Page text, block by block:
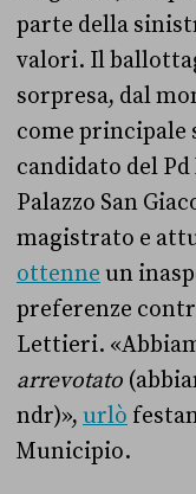
parte della
valori. Il
sorpresa, dal
come
candidato del
Palazzo San
magistrato e
ottenne un
preferenze
Lettieri.
arrevotato
ndr)», urlò
Municipio.